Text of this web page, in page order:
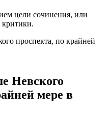
цели сочинения, или
критики.
Невского
мере в